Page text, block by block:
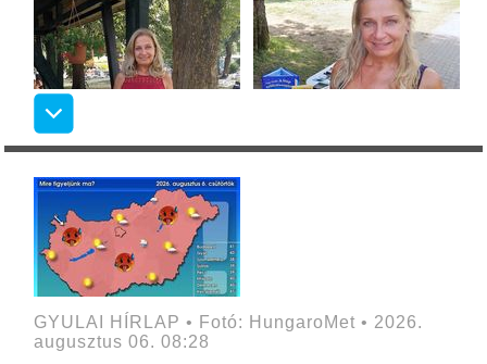
GYULAI HÍRLAP • Fotó: HungaroMet • 2026.
augusztus 06. 08:28